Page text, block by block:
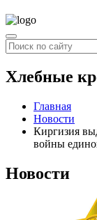
Хлебные
Главная
Новости
Киргизия
войны
Новости